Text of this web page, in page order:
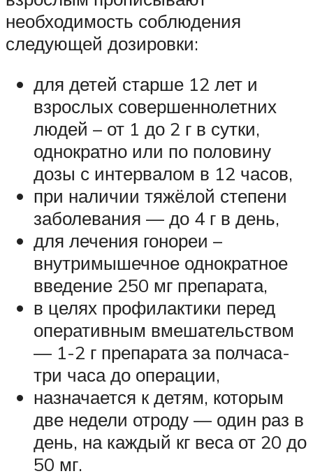
необходимость соблюдения
следующей дозировки:
для детей старше 12 лет и
взрослых совершеннолетних
людей – от 1 до 2 г в сутки,
однократно или по половину
дозы с интервалом в 12 часов,
при наличии тяжёлой степени
заболевания — до 4 г в день,
для лечения гонореи –
внутримышечное однократное
введение 250 мг препарата,
в целях профилактики перед
оперативным вмешательством
— 1-2 г препарата за полчаса-
три часа до операции,
назначается к детям, которым
две недели отроду — один раз в
день, на каждый кг веса от 20 до
50 мг.